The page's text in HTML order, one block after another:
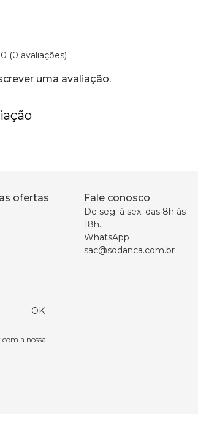
(0 avaliações)
uma avaliação.
ofertas
OK
Fale conosco
De seg. à sex. das 8h às
18h.
WhatsApp
sac@sodanca.com.br